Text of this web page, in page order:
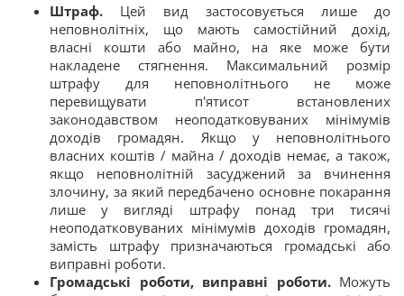
Штраф. Цей вид застосовується лише до
неповнолітніх, що мають самостійний дохід,
власні кошти або майно, на яке може бути
накладене стягнення. Максимальний розмір
штрафу для неповнолітнього не може
перевищувати п'ятисот встановлених
законодавством неоподатковуваних мінімумів
доходів громадян. Якщо у неповнолітнього
власних коштів / майна / доходів немає, а також,
якщо неповнолітній засуджений за вчинення
злочину, за який передбачено основне покарання
лише у вигляді штрафу понад три тисячі
неоподатковуваних мінімумів доходів громадян,
замість штрафу призначаються громадські або
виправні роботи.
Громадські роботи, виправні роботи. Можуть